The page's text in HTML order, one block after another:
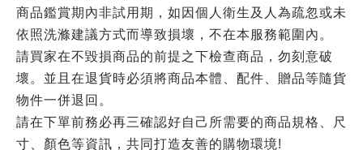
商品鑑賞期內非試用期，如因個人衛生及人為疏忽或未
依照洗滌建議方式而導致損壞，不在本服務範圍內。
請買家在不毀損商品的前提之下檢查商品，勿刻意破
壞。並且在退貨時必須將商品本體、配件、贈品等隨貨
物件一併退回。
請在下單前務必再三確認好自己所需要的商品規格、尺
寸、顏色等資訊，共同打造友善的購物環境!